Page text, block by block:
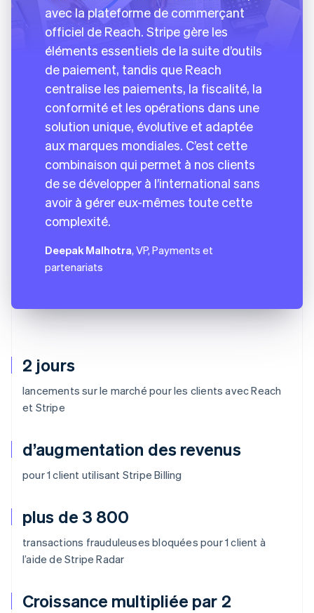
2 jours
lancements sur le marché pour les clients avec Reach
et Stripe
d’augmentation des revenus
pour 1 client utilisant Stripe Billing
plus de 3 800
transactions frauduleuses bloquées pour 1 client à
l’aide de Stripe Radar
Croissance multipliée par 2
avec la plateforme de commerçant
officiel de Reach. Stripe gère les
éléments essentiels de la suite d’outils
de paiement, tandis que Reach
centralise les paiements, la fiscalité, la
conformité et les opérations dans une
solution unique, évolutive et adaptée
aux marques mondiales. C’est cette
combinaison qui permet à nos clients
de se développer à l’international sans
avoir à gérer eux-mêmes toute cette
complexité.
Deepak Malhotra, VP, Payments et
partenariats